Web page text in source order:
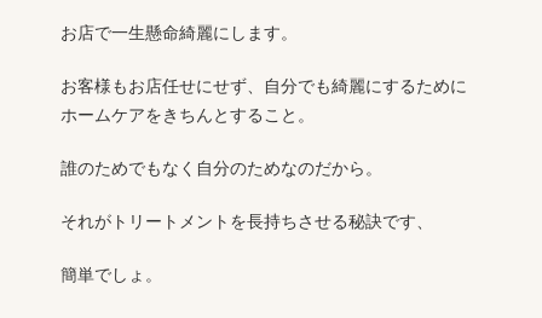
お店で一生懸命綺麗にします。
お客様もお店任せにせず、自分でも綺麗にするために
ホームケアをきちんとすること。
誰のためでもなく自分のためなのだから。
それがトリートメントを長持ちさせる秘訣です、
簡単でしょ。